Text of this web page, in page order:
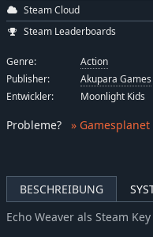
BESCHREIBUNG
Echo Weaver als Steam
Steam Cloud
Steam Leaderboards
Genre:
Action
Publisher:
Akupara Games
Entwickler:
Moonlight Kids
Probleme? »